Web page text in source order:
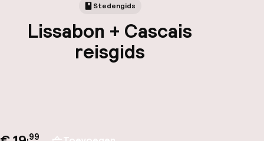
Stedengids
Lissabon + Cascais
reisgids
,99